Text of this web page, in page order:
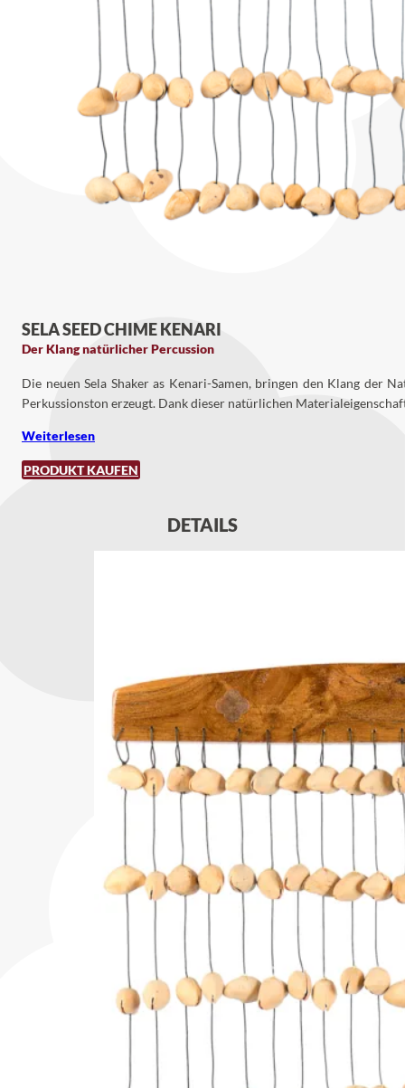
SELA SEED CHIME KENARI
Der Klang natürlicher Percussion
Die neuen Sela Shaker as Kenari-Samen, bringen den Klang der
Perkussionston erzeugt. Dank dieser natürlichen
Weiterlesen
PRODUKT KAUFEN
DETAILS